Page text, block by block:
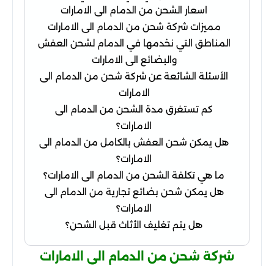
اسعار الشحن من الدمام الى الامارات
مميزات شركة شحن من الدمام الى الامارات
المناطق التي نخدمها في الدمام لشحن العفش
والبضائع الى الامارات
الأسئلة الشائعة عن شركة شحن من الدمام الى
الامارات
كم تستغرق مدة الشحن من الدمام الى
الامارات؟
هل يمكن شحن العفش بالكامل من الدمام الى
الامارات؟
ما هي تكلفة الشحن من الدمام الى الامارات؟
هل يمكن شحن بضائع تجارية من الدمام الى
الامارات؟
هل يتم تغليف الأثاث قبل الشحن؟
شركة شحن من الدمام الى الامارات